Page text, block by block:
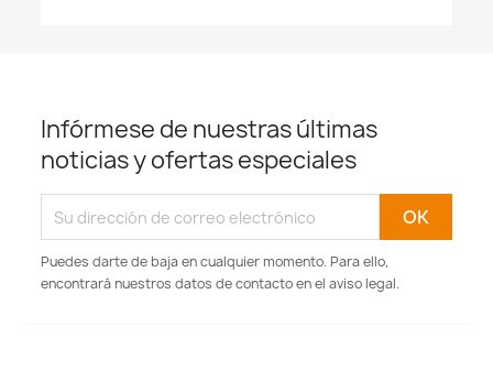
Infórmese de nuestras últimas
noticias y ofertas especiales
Puedes darte de baja en cualquier momento. Para ello,
encontrará nuestros datos de contacto en el aviso legal.